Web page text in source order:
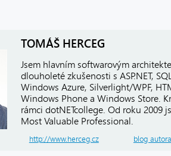
TOMÁŠ HERCEG
Jsem hlavním softwarovým
dlouholeté zkušenosti s ASP.NET,
Windows Azure, Silverlight/WPF,
Windows Phone a Windows Store.
rámci dotNETcollege. Od roku 2009
Most Valuable Professional.
http://www.herceg.cz blog autora